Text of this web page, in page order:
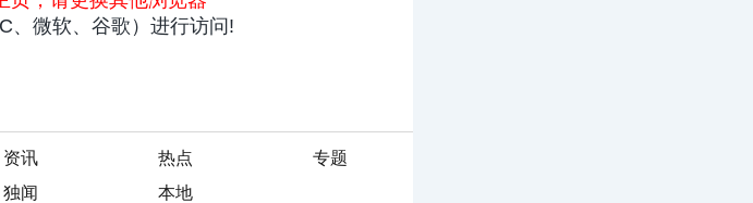
资讯 热点
专题
独闻 本地